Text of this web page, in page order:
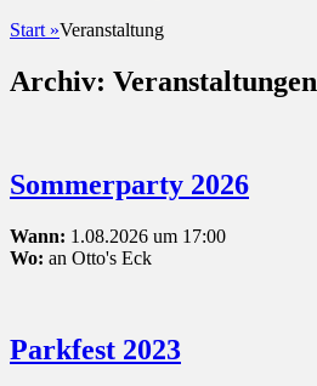
Start »Veranstaltung
Archiv: Veranstaltungen
Sommerparty 2026
Wann: 1.08.2026 um 17:00
Wo: an Otto's Eck
Parkfest 2023